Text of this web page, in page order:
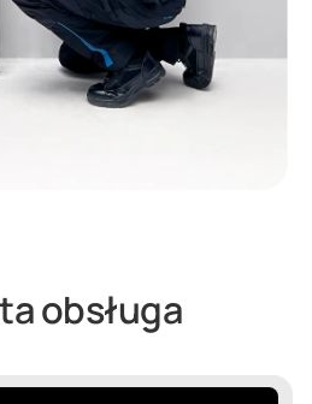
obsługa